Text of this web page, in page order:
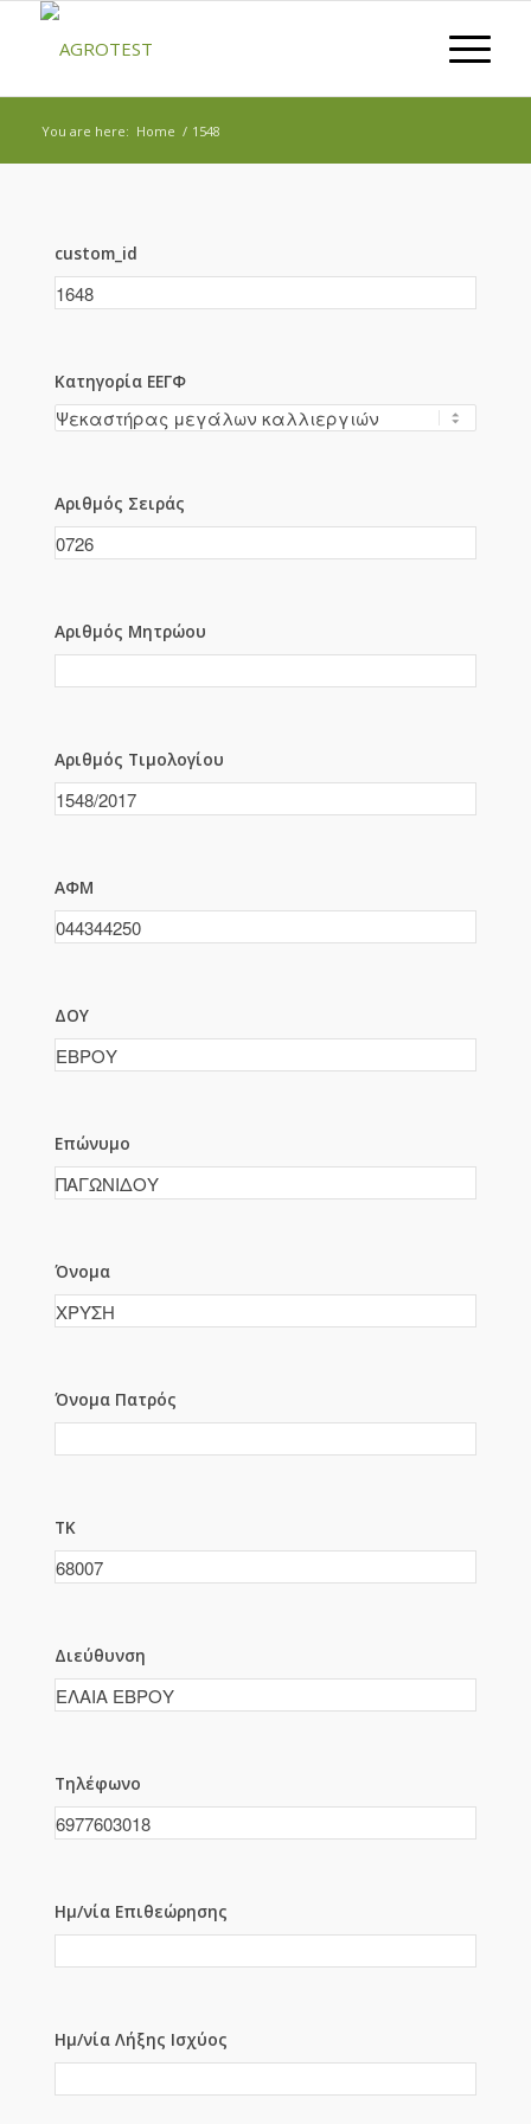
You are here: Home / 1548
custom_id
Κατηγορία ΕΕΓΦ
Αριθμός Σειράς
Αριθμός Μητρώου
Αριθμός Τιμολογίου
ΑΦΜ
ΔΟΥ
Επώνυμο
Όνομα
Όνομα Πατρός
ΤΚ
Διεύθυνση
Τηλέφωνο
Ημ/νία Επιθεώρησης
Ημ/νία Λήξης Ισχύος